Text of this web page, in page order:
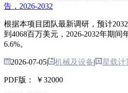
告，2026-2032
根据本项目团队最新调研，预计
到4068百万美元，2026-2032年期间
6.6%。
2026-07-05| 机械及设备| 星载计
PDF版： ￥32000